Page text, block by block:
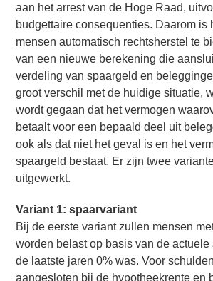
aan het arrest van de Hoge Raad,
budgettaire consequenties. Daarom is
mensen automatisch rechtsherstel te
van een nieuwe berekening die
verdeling van spaargeld en
groot verschil met de huidige situatie,
wordt gegaan dat het vermogen
betaalt voor een bepaald deel uit
ook als dat niet het geval is en het
spaargeld bestaat. Er zijn twee
uitgewerkt.
Variant 1: spaarvariant
Bij de eerste variant zullen mensen
worden belast op basis van de actuele
de laatste jaren 0% was. Voor
aangesloten bij de hypotheekrente en